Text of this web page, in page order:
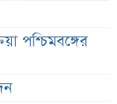
পশ্চিমবঙ্গের